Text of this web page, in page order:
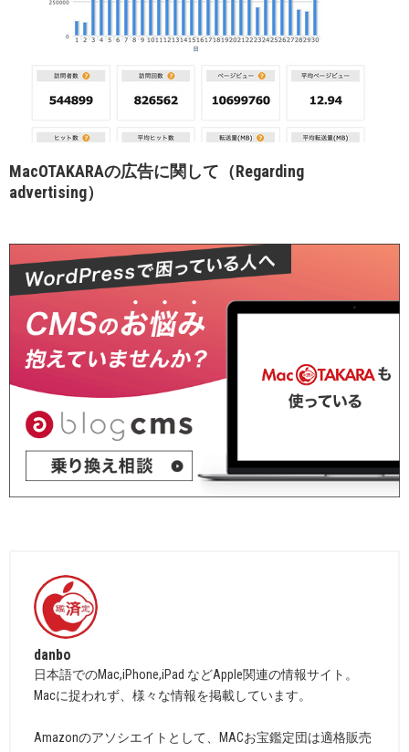
MacOTAKARAの広告に関して（Regarding
advertising）
danbo
日本語でのMac,iPhone,iPad などApple関連の情報サイト。
Macに捉われず、様々な情報を掲載しています。
Amazonのアソシエイトとして、MACお宝鑑定団は適格販売